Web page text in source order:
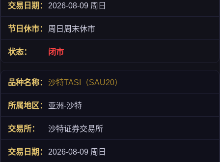
2026-08-09 周日
周日周末休市
闭市
沙特TASI（SAU20）
亚洲-沙特
沙特证券交易所
2026-08-09 周日